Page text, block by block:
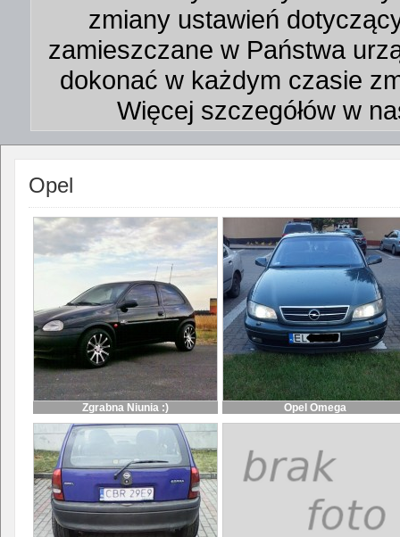
zmiany ustawień
zamieszczane w Państwa
dokonać w każdym czasie
Więcej szczegółów w
Opel
Zgrabna Niunia :) Opel Omega